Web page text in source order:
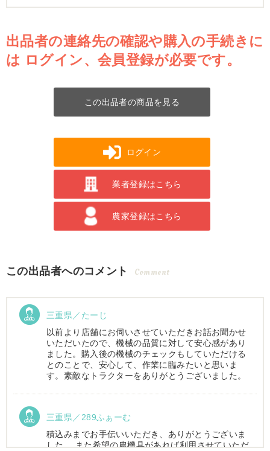
出品者の連絡先の確認や購入の手続きに
は ログイン、会員登録が必要です。
この出品者の商品を見る
ログイン
業者登録はこちら
農家登録はこちら
この出品者へのコメント Comment
三重県／たーじ
以前より店舗にお伺いさせていただきお話お聞かせ
いただいたので、機械の品質に対して安心感があり
ました。購入後の機械のチェックもしていただける
とのことで、安心して、作業に臨みたいと思いま
す。素敵なトラクターをありがとうございました。
三重県／289ふぁーむ
積込みまでお手伝いいただき、ありがとうございま
した。 また希望の農機具があれば利用させていただ